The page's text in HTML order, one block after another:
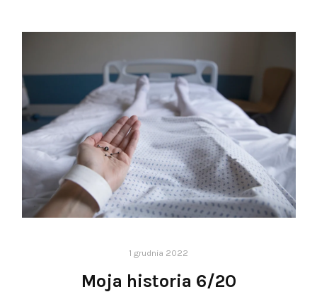
1 grudnia 2022
Moja historia 6/20